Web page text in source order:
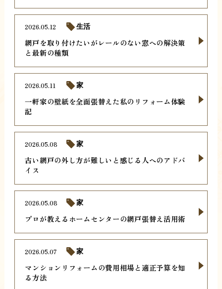
網戸を取り付けたいがレールのない窓への解決策
と最新の種類
2026.05.12 生活
一軒家の壁紙を全面張替えた私のリフォーム体験
記
2026.05.11 家
古い網戸の外し方が難しいと感じる人へのアドバ
イス
2026.05.08 家
プロが教えるホームセンターの網戸張替え活用術
2026.05.08 家
マンションリフォームの費用相場と適正予算を知
る方法
2026.05.07 家